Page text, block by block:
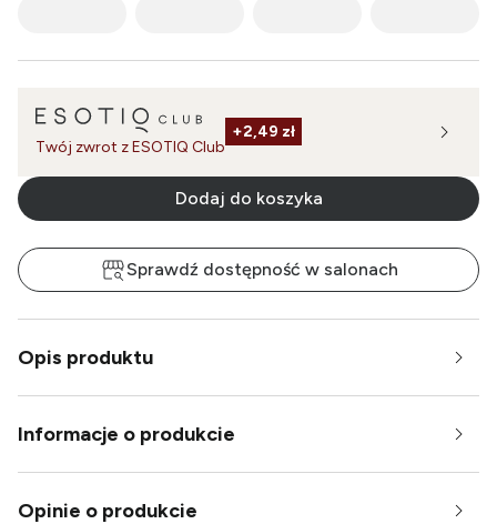
Twój zwrot z ESOTIQ Club
+2,49 zł
Dodaj do koszyka
Sprawdź dostępność w salonach
Opis produktu
Informacje o produkcie
Opinie o produkcie